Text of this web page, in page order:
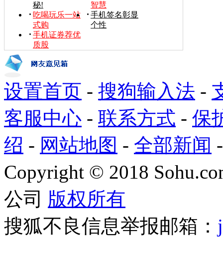
秘!
智慧
吃喝玩乐一站
式购
手机签名彰显
个性
手机证券荐优
质股
设置首页 - 搜狗输入法 -
客服中心 - 联系方式 - 保
绍 - 网站地图 - 全部新闻
Copyright © 2018
公司 版权所有
搜狐不良信息举报邮箱：